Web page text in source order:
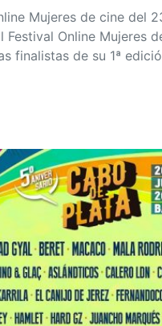
Mujeres de cine del
Festival Online Mujeres
finalistas de su 1ª